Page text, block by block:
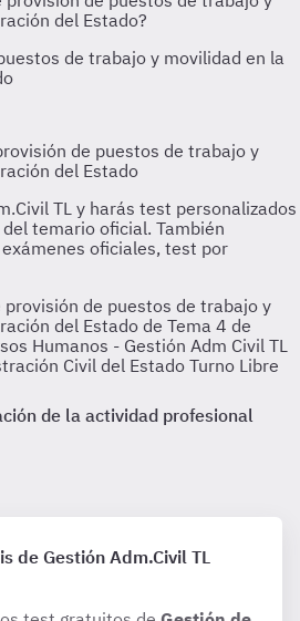
provisión de puestos de trabajo y
del Estado de Tema 4 de
Humanos - Gestión Adm Civil TL
Civil del Estado Turno Libre
de la actividad profesional
de Gestión Adm.Civil TL